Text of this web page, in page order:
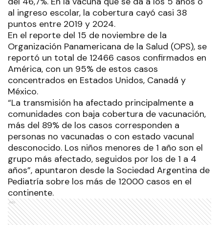
al ingreso escolar, la cobertura cayó casi 38
puntos entre 2019 y 2024.
En el reporte del 15 de noviembre de la
Organización Panamericana de la Salud (OPS), se
reportó un total de 12466 casos confirmados en
América, con un 95% de estos casos
concentrados en Estados Unidos, Canadá y
México.
“La transmisión ha afectado principalmente a
comunidades con baja cobertura de vacunación,
más del 89% de los casos corresponden a
personas no vacunadas o con estado vacunal
desconocido. Los niños menores de 1 año son el
grupo más afectado, seguidos por los de 1 a 4
años”, apuntaron desde la Sociedad Argentina de
Pediatría sobre los más de 12000 casos en el
continente.
Ads